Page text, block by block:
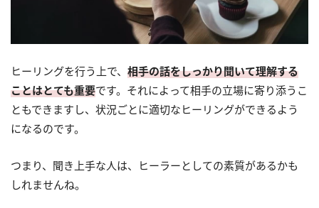
ヒーリングを行う上で、 相手の話をしっかり聞いて理解する
ことはとても重要です。それによって相手の立場に寄り添うこ
ともできますし、状況ごとに適切なヒーリングができるよう
になるのです。
つまり、聞き上手な人は、ヒーラーとしての素質があるかも
しれませんね。